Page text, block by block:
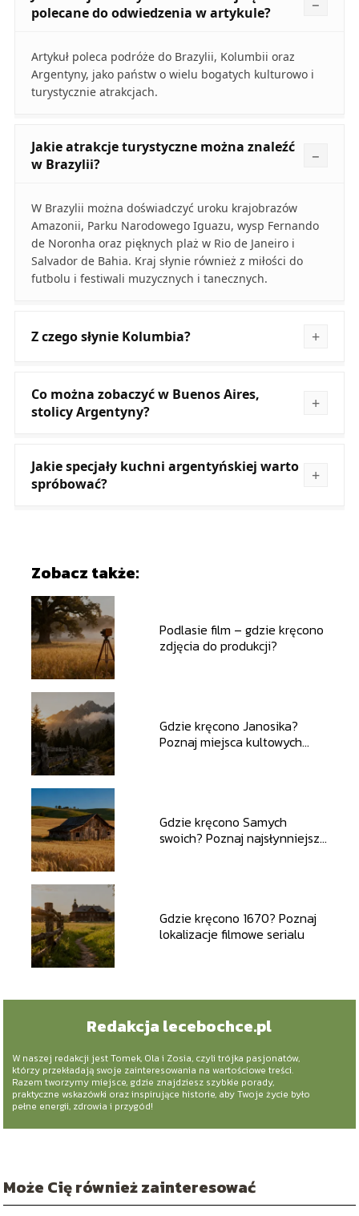
polecane do odwiedzenia w artykule?
Artykuł poleca podróże do Brazylii, Kolumbii oraz
Argentyny, jako państw o wielu bogatych kulturowo i
turystycznie atrakcjach.
Jakie atrakcje turystyczne można znaleźć
w Brazylii?
W Brazylii można doświadczyć uroku krajobrazów
Amazonii, Parku Narodowego Iguazu, wysp Fernando
de Noronha oraz pięknych plaż w Rio de Janeiro i
Salvador de Bahia. Kraj słynie również z miłości do
futbolu i festiwali muzycznych i tanecznych.
Z czego słynie Kolumbia?
Co można zobaczyć w Buenos Aires,
stolicy Argentyny?
Jakie specjały kuchni argentyńskiej warto
spróbować?
Zobacz także:
Podlasie film – gdzie kręcono
zdjęcia do produkcji?
Gdzie kręcono Janosika?
Poznaj miejsca kultowych
Gdzie kręcono Samych
swoich? Poznaj najsłynniejsze
Gdzie kręcono 1670? Poznaj
lokalizacje filmowe serialu
Redakcja lecebochce.pl
W naszej redakcji jest Tomek, Ola i Zosia, czyli trójka pasjonatów,
którzy przekładają swoje zainteresowania na wartościowe treści.
Razem tworzymy miejsce, gdzie znajdziesz szybkie porady,
praktyczne wskazówki oraz inspirujące historie, aby Twoje życie było
pełne energii, zdrowia i przygód!
Może Cię również zainteresować